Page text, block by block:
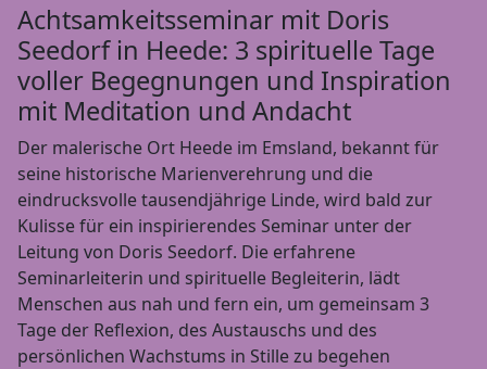
Achtsamkeitsseminar mit Doris
Seedorf in Heede: 3 spirituelle Tage
voller Begegnungen und Inspiration
mit Meditation und Andacht
Der malerische Ort Heede im Emsland, bekannt für
seine historische Marienverehrung und die
eindrucksvolle tausendjährige Linde, wird bald zur
Kulisse für ein inspirierendes Seminar unter der
Leitung von Doris Seedorf. Die erfahrene
Seminarleiterin und spirituelle Begleiterin, lädt
Menschen aus nah und fern ein, um gemeinsam 3
Tage der Reflexion, des Austauschs und des
persönlichen Wachstums in Stille zu begehen